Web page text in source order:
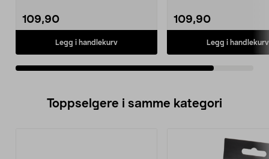
109,90
Legg i handlekurv
109,90
Legg i handlekurv
Toppselgere i samme kategori